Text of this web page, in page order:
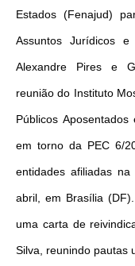
Estados (Fenajud)
Assuntos Jurídicos e
Alexandre Pires e
reunião do Instituto
Públicos
em torno da PEC 6/
entidades afiliadas
abril, em Brasília
uma carta de
Silva, reunindo pautas